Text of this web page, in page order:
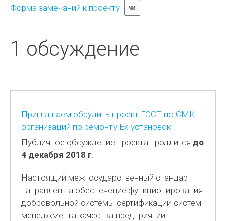
Форма замечаний к проекту
1 обсуждение
Приглашаем обсудить проект ГОСТ по СМК
организаций по ремонту Ех-установок
Публичное обсуждение проекта продлится до
4 декабря 2018 г.
Настоящий межгосударственный стандарт
направлен на обеспечение функционирования
добровольной системы сертификации систем
менеджмента качества предприятий